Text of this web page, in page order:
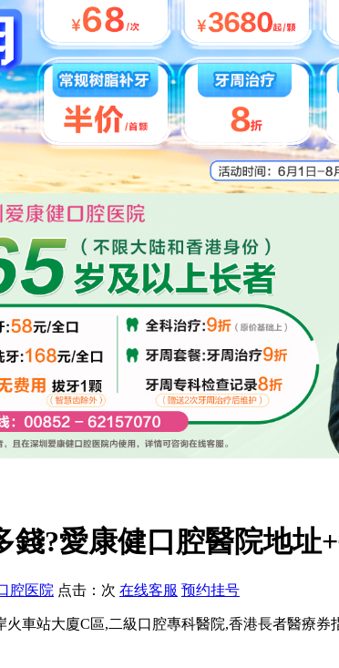
?愛康健口腔醫院地址
腔医院 点击： 次 在线客服 预约挂号
車站大廈C區,二級口腔專科醫院,香港長者醫療